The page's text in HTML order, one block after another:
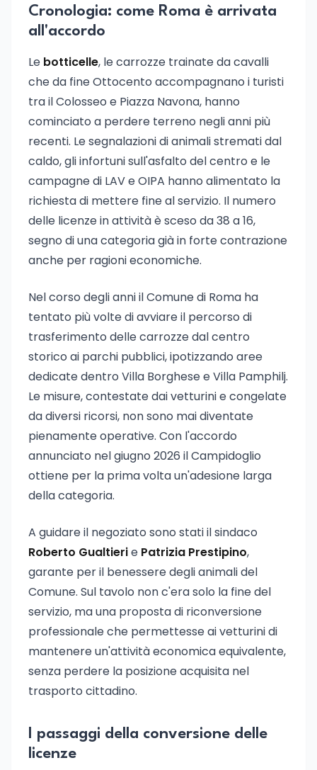
Cronologia: come Roma è arrivata
all'accordo
Le botticelle, le carrozze trainate da cavalli
che da fine Ottocento accompagnano i turisti
tra il Colosseo e Piazza Navona, hanno
cominciato a perdere terreno negli anni più
recenti. Le segnalazioni di animali stremati dal
caldo, gli infortuni sull'asfalto del centro e le
campagne di LAV e OIPA hanno alimentato la
richiesta di mettere fine al servizio. Il numero
delle licenze in attività è sceso da 38 a 16,
segno di una categoria già in forte contrazione
anche per ragioni economiche.
Nel corso degli anni il Comune di Roma ha
tentato più volte di avviare il percorso di
trasferimento delle carrozze dal centro
storico ai parchi pubblici, ipotizzando aree
dedicate dentro Villa Borghese e Villa Pamphilj.
Le misure, contestate dai vetturini e congelate
da diversi ricorsi, non sono mai diventate
pienamente operative. Con l'accordo
annunciato nel giugno 2026 il Campidoglio
ottiene per la prima volta un'adesione larga
della categoria.
A guidare il negoziato sono stati il sindaco
Roberto Gualtierie Patrizia Prestipino,
garante per il benessere degli animali del
Comune. Sul tavolo non c'era solo la fine del
servizio, ma una proposta di riconversione
professionale che permettesse ai vetturini di
mantenere un'attività economica equivalente,
senza perdere la posizione acquisita nel
trasporto cittadino.
I passaggi della conversione delle
licenze